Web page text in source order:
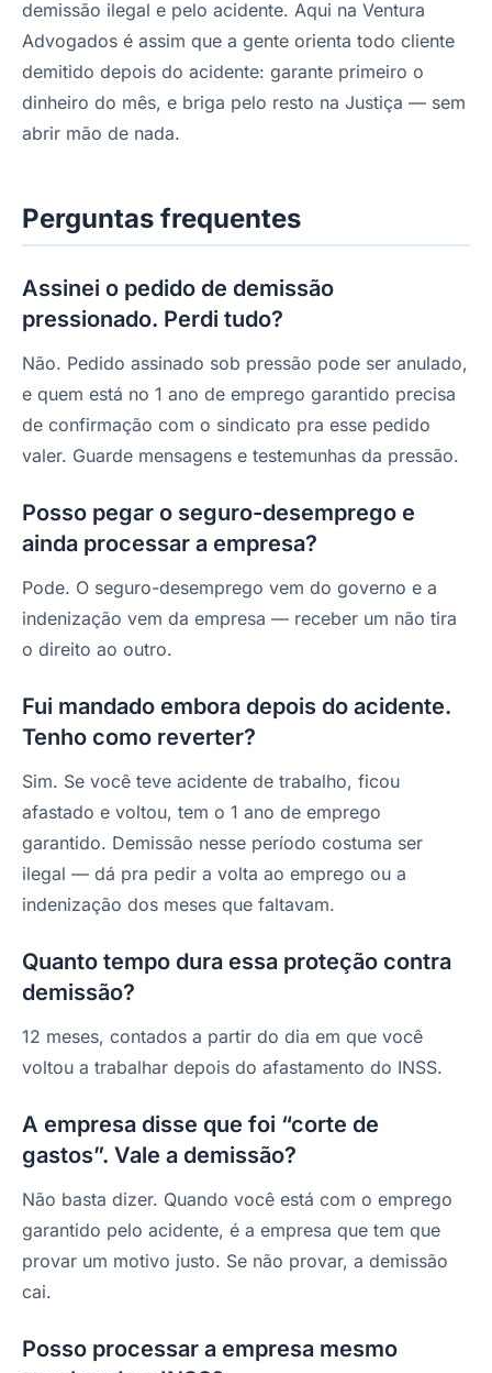
demissão ilegal e pelo acidente. Aqui na Ventura
Advogados é assim que a gente orienta todo cliente
demitido depois do acidente: garante primeiro o
dinheiro do mês, e briga pelo resto na Justiça — sem
abrir mão de nada.
Perguntas frequentes
Assinei o pedido de demissão
pressionado. Perdi tudo?
Não. Pedido assinado sob pressão pode ser anulado,
e quem está no 1 ano de emprego garantido precisa
de confirmação com o sindicato pra esse pedido
valer. Guarde mensagens e testemunhas da pressão.
Posso pegar o seguro-desemprego e
ainda processar a empresa?
Pode. O seguro-desemprego vem do governo e a
indenização vem da empresa — receber um não tira
o direito ao outro.
Fui mandado embora depois do acidente.
Tenho como reverter?
Sim. Se você teve acidente de trabalho, ficou
afastado e voltou, tem o 1 ano de emprego
garantido. Demissão nesse período costuma ser
ilegal — dá pra pedir a volta ao emprego ou a
indenização dos meses que faltavam.
Quanto tempo dura essa proteção contra
demissão?
12 meses, contados a partir do dia em que você
voltou a trabalhar depois do afastamento do INSS.
A empresa disse que foi “corte de
gastos”. Vale a demissão?
Não basta dizer. Quando você está com o emprego
garantido pelo acidente, é a empresa que tem que
provar um motivo justo. Se não provar, a demissão
cai.
Posso processar a empresa mesmo